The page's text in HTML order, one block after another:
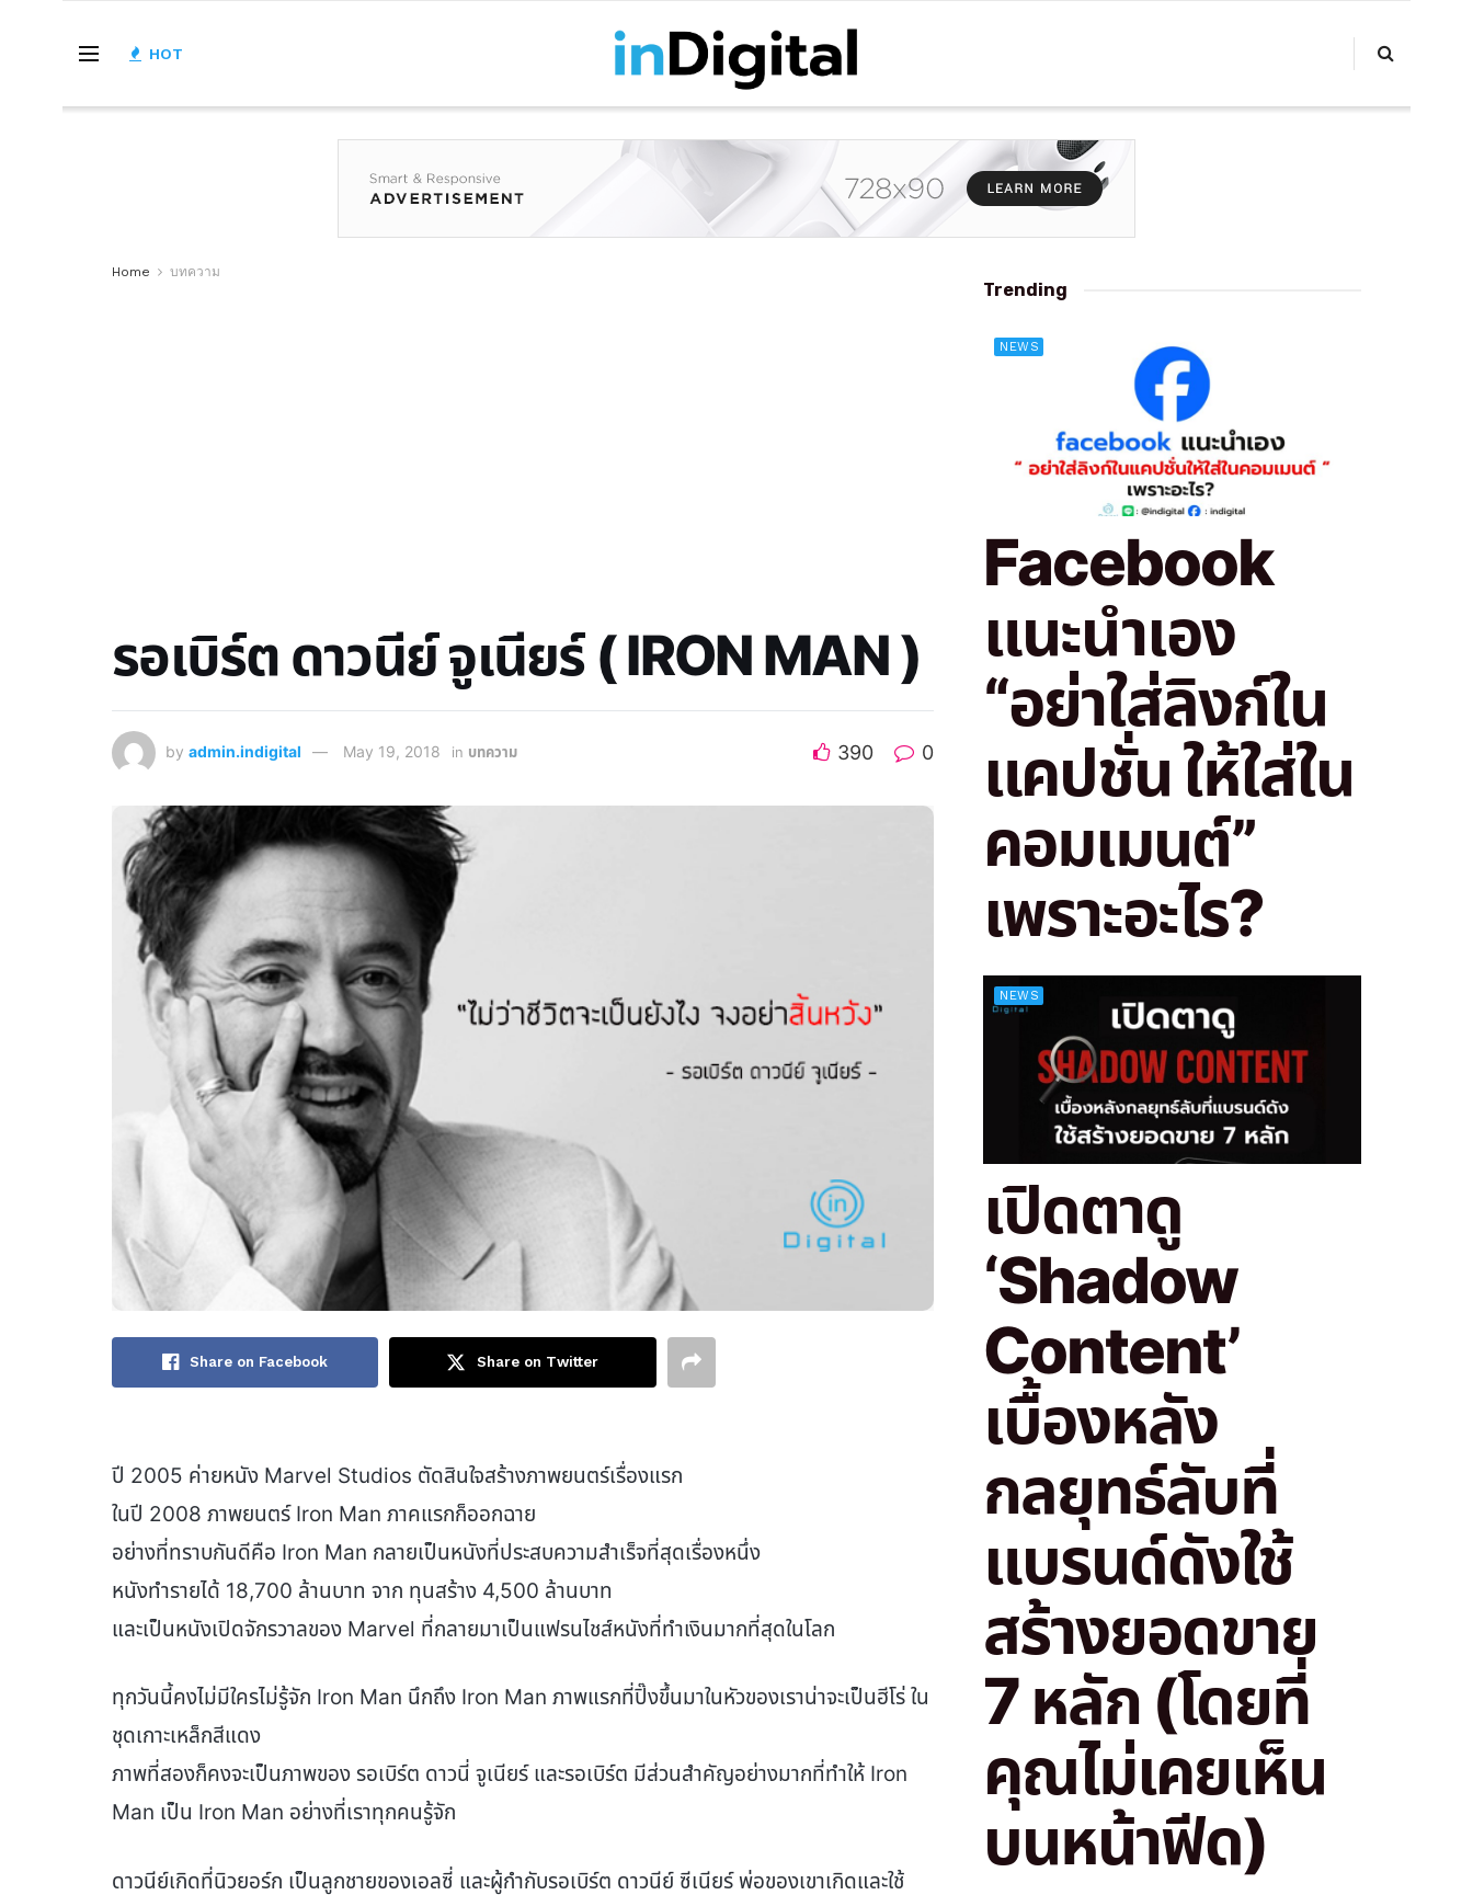
HOT
Home บทความ
รอเบิร์ต ดาวนีย์ จูเนียร์ ( IRON MAN )
by admin.indigital May 19, 2018 in บทความ 390 0
Share on Facebook Share on Twitter
ปี 2005 ค่ายหนัง Marvel Studios ตัดสินใจสร้างภาพยนตร์เรื่องแรก
ในปี 2008 ภาพยนตร์ Iron Man ภาคแรกก็ออกฉาย
อย่างที่ทราบกันดีคือ Iron Man กลายเป็นหนังที่ประสบความสำเร็จที่สุดเรื่องหนึ่ง
หนังทำรายได้ 18,700 ล้านบาท จาก ทุนสร้าง 4,500 ล้านบาท
และเป็นหนังเปิดจักรวาลของ Marvel ที่กลายมาเป็นแฟรนไชส์หนังที่ทำเงินมากที่สุดในโลก
ทุกวันนี้คงไม่มีใครไม่รู้จัก Iron Man นึกถึง Iron Man ภาพแรกที่ปิ๊งขึ้นมาในหัวของเราน่าจะเป็นฮีโร่ ใน
ชุดเกาะเหล็กสีแดง
ภาพที่สองก็คงจะเป็นภาพของ รอเบิร์ต ดาวนี่ จูเนียร์ และรอเบิร์ต มีส่วนสำคัญอย่างมากที่ทำให้ Iron
Man เป็น Iron Man อย่างที่เราทุกคนรู้จัก
ดาวนีย์เกิดที่นิวยอร์ก เป็นลูกชายของเอลซี่ และผู้กำกับรอเบิร์ต ดาวนีย์ ซีเนียร์ พ่อของเขาเกิดและใช้
Trending
NEWS
Facebook
แนะนำเอง
“อย่าใส่ลิงก์ใน
แคปชั่น ให้ใส่ใน
คอมเมนต์”
เพราะอะไร?
NEWS
เปิดตาดู
‘Shadow
Content’
เบื้องหลัง
กลยุทธ์ลับที่
แบรนด์ดังใช้
สร้างยอดขาย
7 หลัก (โดยที่
คุณไม่เคยเห็น
บนหน้าฟีด)